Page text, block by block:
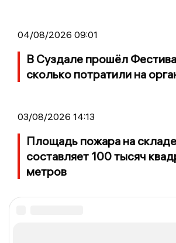
04/08/2026 09:01
В Суздале прошёл
сколько потратили на
03/08/2026 14:13
Площадь пожара на
составляет 100 тысяч
метров